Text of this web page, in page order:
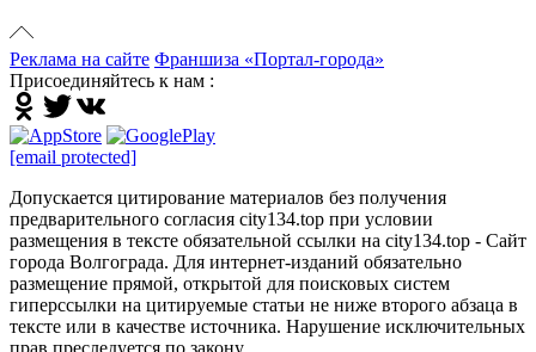
Реклама на сайте Франшиза «Портал-города»
Присоединяйтесь к нам :
[email protected]
Допускается цитирование материалов без получения
предварительного согласия city134.top при условии
размещения в тексте обязательной ссылки на city134.top - Сайт
города Волгограда. Для интернет-изданий обязательно
размещение прямой, открытой для поисковых систем
гиперссылки на цитируемые статьи не ниже второго абзаца в
тексте или в качестве источника. Нарушение исключительных